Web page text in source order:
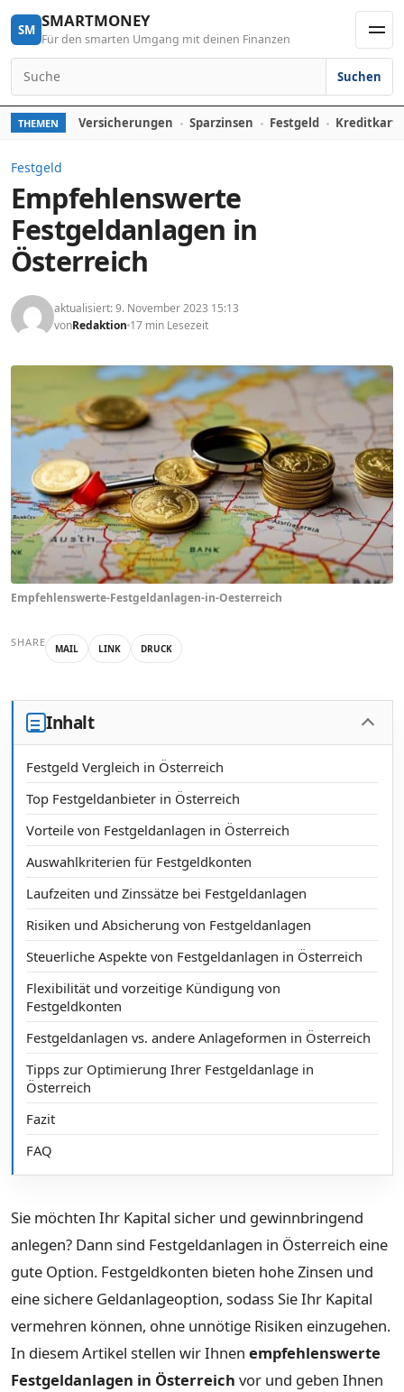
Skip to content
SM SMARTMONEY
Für den smarten Umgang mit deinen Finanzen
Search for:
Suchen
THEMEN Versicherungen Sparzinsen Festgeld
Festgeld
Empfehlenswerte
Festgeldanlagen in
Österreich
aktualisiert: 9. November 2023 15:13
vonRedaktion 17 min Lesezeit
Empfehlenswerte-Festgeldanlagen-in-Oesterreich
SHARE MAIL LINK DRUCK
Inhalt
Festgeld Vergleich in Österreich
Top Festgeldanbieter in Österreich
Vorteile von Festgeldanlagen in Österreich
Auswahlkriterien für Festgeldkonten
Laufzeiten und Zinssätze bei Festgeldanlagen
Risiken und Absicherung von Festgeldanlagen
Steuerliche Aspekte von Festgeldanlagen in Österreich
Flexibilität und vorzeitige Kündigung von
Festgeldkonten
Festgeldanlagen vs. andere Anlageformen in Österreich
Tipps zur Optimierung Ihrer Festgeldanlage in
Österreich
Fazit
FAQ
Sie möchten Ihr Kapital sicher und gewinnbringend
anlegen? Dann sind Festgeldanlagen in Österreich eine
gute Option. Festgeldkonten bieten hohe Zinsen und
eine sichere Geldanlageoption, sodass Sie Ihr Kapital
vermehren können, ohne unnötige Risiken einzugehen.
In diesem Artikel stellen wir Ihnen empfehlenswerte
Festgeldanlagen in Österreich vor und geben Ihnen